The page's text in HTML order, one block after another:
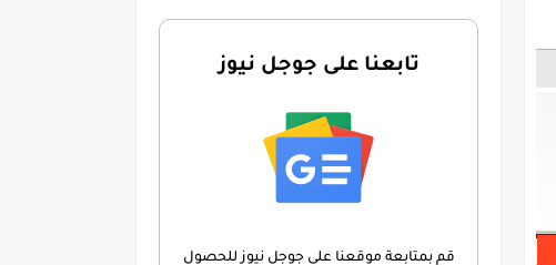
تابعنا على جوجل نيوز
قم بمتابعة موقعنا على جوجل نيوز للحصول